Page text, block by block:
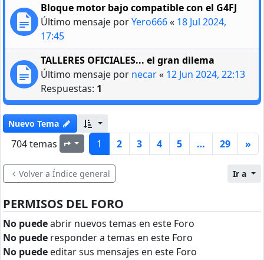
Bloque motor bajo compatible con el G4FJ
Último mensaje porYero666« 18 Jul 2024,
17:45
TALLERES OFICIALES... el gran dilema
Último mensaje por necar« 12 Jun 2024, 22:13
Respuestas: 1
Nuevo Tema
704 temas Página1 de29
1 2 3 4 5 … 29 »
Volver a Índice general Ir a
PERMISOS DEL FORO
No puedeabrir nuevos temas en este Foro
No puede responder a temas en este Foro
No puede editar sus mensajes en este Foro